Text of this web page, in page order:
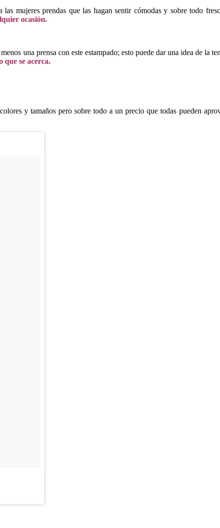
mujeres prendas que las hagan sentir cómodas y sobre todo
ocasión.
una prensa con este estampado; esto puede dar una idea de la
que se acerca.
y tamaños pero sobre todo a un precio que todas pueden